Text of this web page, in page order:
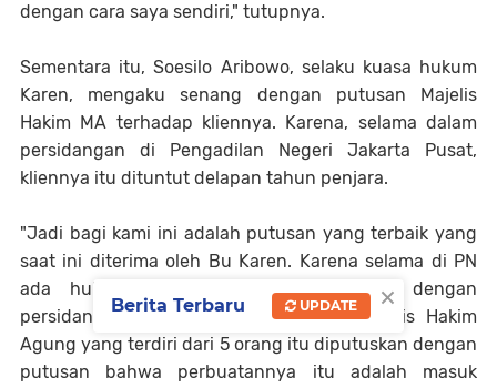
dengan cara saya sendiri," tutupnya.
Sementara itu, Soesilo Aribowo, selaku kuasa hukum
Karen, mengaku senang dengan putusan Majelis
Hakim MA terhadap kliennya. Karena, selama dalam
persidangan di Pengadilan Negeri Jakarta Pusat,
kliennya itu dituntut delapan tahun penjara.
"Jadi bagi kami ini adalah putusan yang terbaik yang
saat ini diterima oleh Bu Karen. Karena selama di PN
ada hukuman penjara 8 tahun. Tapi, dengan
persidangan kemarin diucapkan oleh Majelis Hakim
Agung yang terdiri dari 5 orang itu diputuskan dengan
putusan bahwa perbuatannya itu adalah masuk
×
Berita Terbaru UPDATE